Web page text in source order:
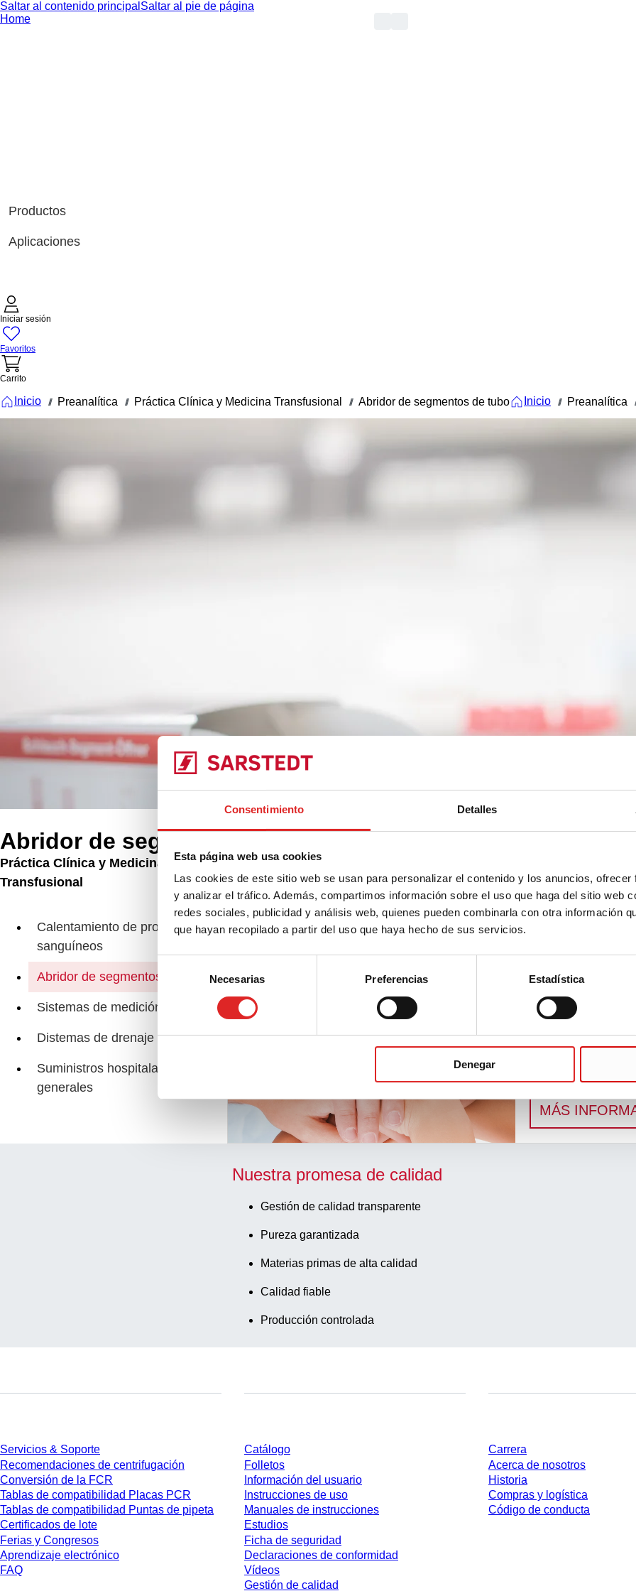
Consentimiento Detalles
Esta página web usa cookies
Las cookies de este sitio web se usan para personalizar el contenido y los anuncios,
y analizar el tráfico. Además, compartimos información sobre el uso que haga del sitio web
redes sociales, publicidad y análisis web, quienes pueden combinarla con otra información
que hayan recopilado a partir del uso que haya hecho de sus servicios.
de
consentimiento
Necesarias Preferencias Estadística
Denegar
Saltar al contenido principal Saltar al pie de página
Home
Productos
Aplicaciones
Iniciar sesión
Favoritos
Carrito
Inicio /// Preanalítica /// Práctica Clínica y Medicina Transfusional /// Abridor de segmentos de tubo Inicio /// Preanalítica ///
Abridor de segmentos de tubo
Práctica Clínica y Medicina
Transfusional
Calentamiento de productos
sanguíneos
Abridor de segmentos de tubo
Sistemas de medición
Distemas de drenaje urinario
Suministros hospitalarios
generales
Abridor de segmentos de tubo
Páginas relacionadas
Flujo de
Soluciones
MÁS
Nuestra promesa de calidad
Gestión de calidad transparente
Pureza garantizada
Materias primas de alta calidad
Calidad fiable
Producción controlada
Servicios & Soporte
Recomendaciones de centrifugación
Conversión de la FCR
Tablas de compatibilidad Placas PCR
Tablas de compatibilidad Puntas de pipeta
Certificados de lote
Ferias y Congresos
Aprendizaje electrónico
FAQ
Catálogo
Folletos
Información del usuario
Instrucciones de uso
Manuales de instrucciones
Estudios
Ficha de seguridad
Declaraciones de conformidad
Vídeos
Gestión de calidad
Carrera
Acerca de nosotros
Historia
Compras y logística
Código de conducta